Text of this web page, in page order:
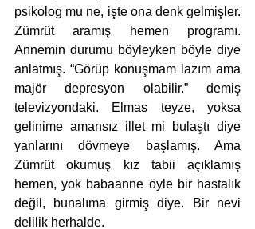
psikolog mu ne, işte ona denk gelmişler.
Zümrüt aramış hemen programı.
Annemin durumu böyleyken böyle diye
anlatmış. “Görüp konuşmam lazım ama
majör depresyon olabilir.” demiş
televizyondaki. Elmas teyze, yoksa
gelinime amansız illet mi bulaştı diye
yanlarını dövmeye başlamış. Ama
Zümrüt okumuş kız tabii açıklamış
hemen, yok babaanne öyle bir hastalık
değil, bunalıma girmiş diye. Bir nevi
delilik herhalde.